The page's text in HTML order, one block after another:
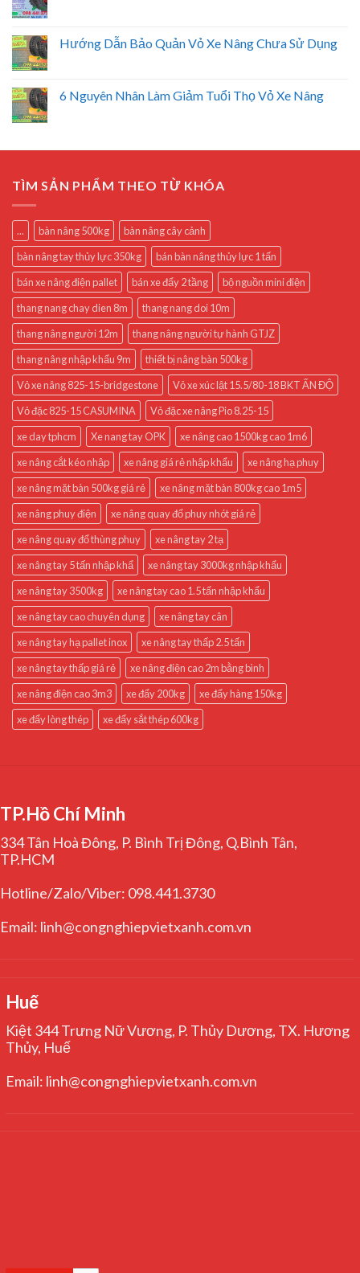
Hướng Dẫn Bảo Quản Vỏ Xe Nâng Chưa Sử Dụng
6 Nguyên Nhân Làm Giảm Tuổi Thọ Vỏ Xe Nâng
TÌM SẢN PHẨM THEO TỪ KHÓA
... bàn nâng 500kg
bàn nâng cây cảnh
bàn nâng tay thủy lực 350kg
bán bàn nâng thủy lực 1 tấn
bán xe nâng điện pallet
bán xe đẩy 2 tầng
bộ nguồn mini điện
thang nang chay dien 8m
thang nang doi 10m
thang nâng người 12m
thang nâng người tự hành GTJZ
thang nâng nhập khẩu 9m
thiết bị nâng bàn 500kg
Vỏ xe nâng 825-15-bridgestone
Vỏ xe xúc lật 15.5/80-18 BKT ẤN ĐỘ
Vỏ đặc 825-15 CASUMINA
Vỏ đặc xe nâng Pio 8.25-15
xe day tphcm
Xe nang tay OPK
xe nâng cao 1500kg cao 1m6
xe nâng cắt kéo nhập
xe nâng giá rẻ nhập khẩu
xe nâng hạ phuy
xe nâng mặt bàn 500kg giá rẻ
xe nâng mặt bàn 800kg cao 1m5
xe nâng phuy điện
xe nâng quay đổ phuy nhót giá rẻ
xe nâng quay đổ thùng phuy
xe nâng tay 2 tạ
xe nâng tay 5 tấn nhập khẩ
xe nâng tay 3000kg nhập khẩu
xe nâng tay 3500kg
xe nâng tay cao 1.5 tấn nhập khẩu
xe nâng tay cao chuyên dụng
xe nâng tay cân
xe nâng tay hạ pallet inox
xe nâng tay thấp 2.5 tấn
xe nâng tay thấp giá rẻ
xe nâng điện cao 2m bằng bình
xe nâng điện cao 3m3
xe đẩy 200kg
xe đẩy hàng 150kg
xe đẩy lòng thép
xe đẩy sắt thép 600kg
TP.Hồ Chí Minh
334 Tân Hoà Đông, P. Bình Trị Đông, Q.Bình Tân,
TP.HCM
Hotline/Zalo/Viber: 098.441.3730
Email: linh@congnghiepvietxanh.com.vn
Huế
Kiệt 344 Trưng Nữ Vương, P. Thủy Dương, TX. Hương
Thủy, Huế
Email: linh@congnghiepvietxanh.com.vn